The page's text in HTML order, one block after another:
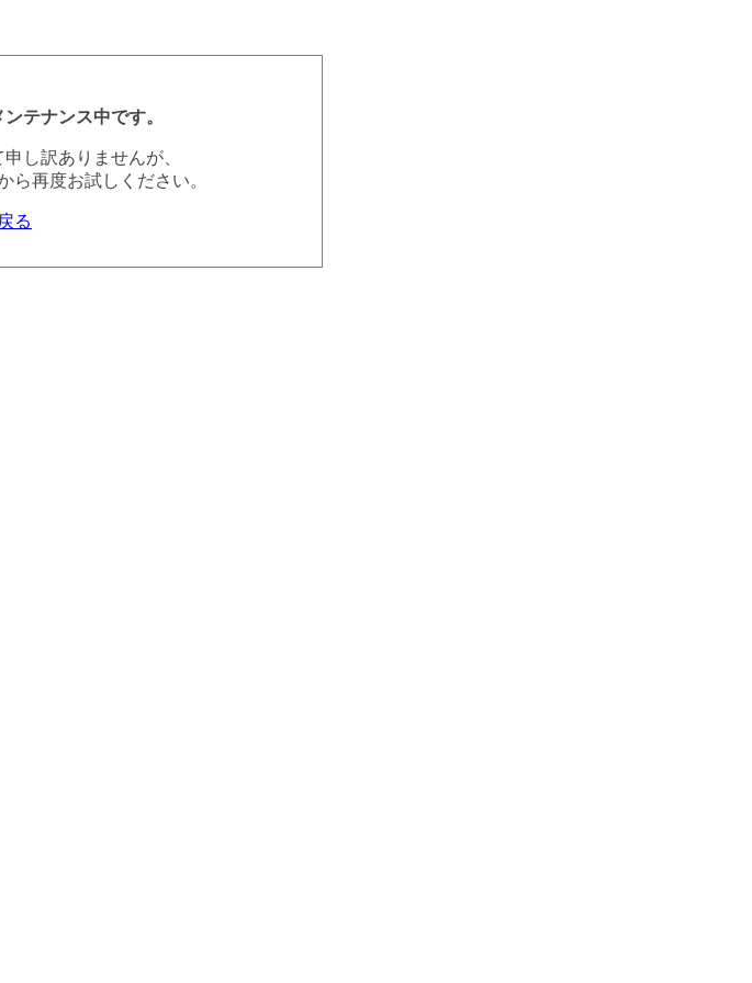
テナンス中です。
し訳ありませんが、
ら再度お試しください。
戻る